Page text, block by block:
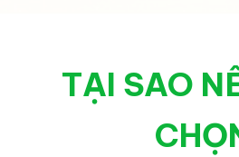
TẠI SAO